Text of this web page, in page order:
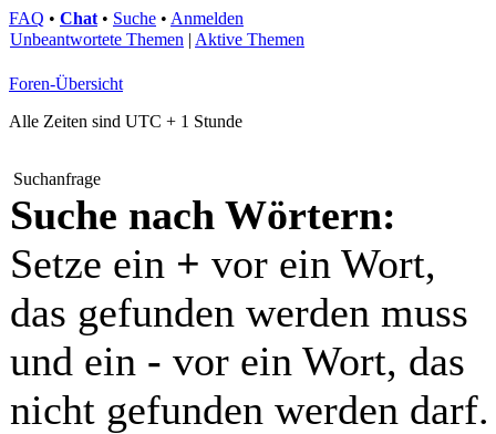
FAQ • Chat • Suche • Anmelden
Unbeantwortete Themen | Aktive Themen
Foren-Übersicht
Alle Zeiten sind UTC + 1 Stunde
Suchanfrage
Suche nach Wörtern:
Setze ein + vor ein Wort,
das gefunden werden muss
und ein - vor ein Wort, das
nicht gefunden werden darf.